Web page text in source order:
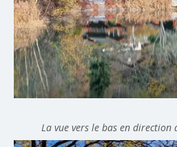
La vue vers le bas en direction